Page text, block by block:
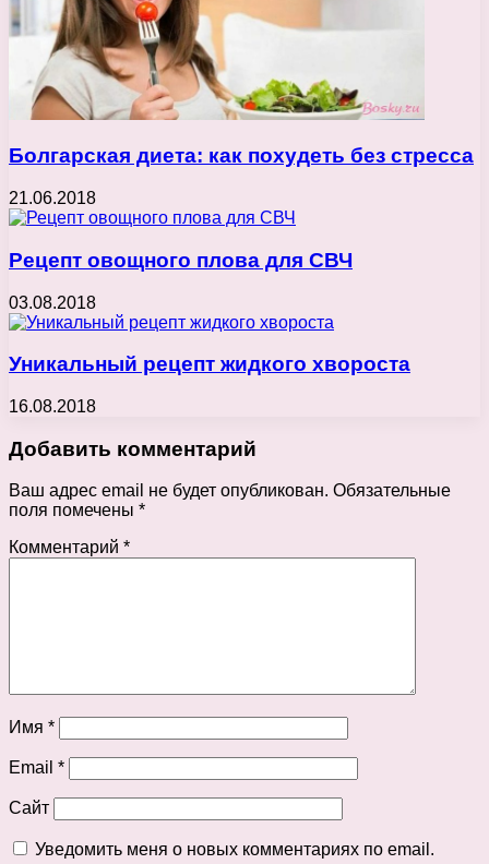
Болгарская диета: как похудеть без стресса
21.06.2018
Рецепт овощного плова для СВЧ
03.08.2018
Уникальный рецепт жидкого хвороста
16.08.2018
Добавить комментарий
Ваш адрес email не будет опубликован. Обязательные
поля помечены *
Комментарий *
Имя *
Email *
Сайт
Уведомить меня о новых комментариях по email.